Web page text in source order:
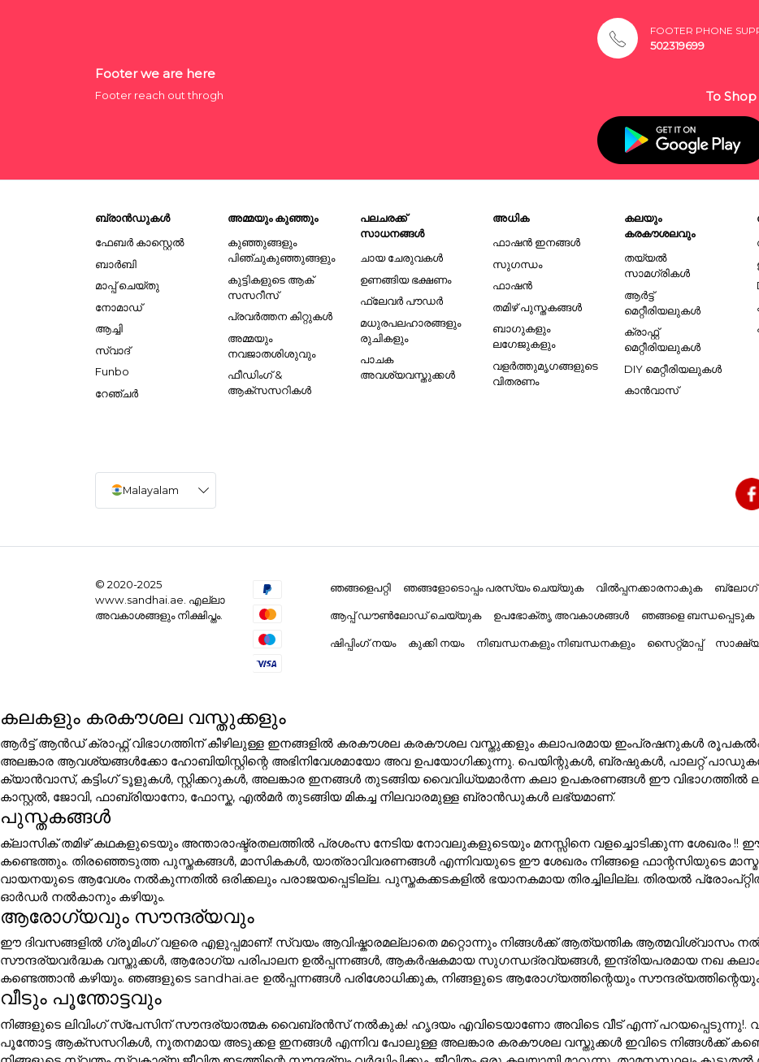
Footer we are here
Footer reach out throgh
FOOTER PHONE
502319699
To
ബ്രാൻഡുകൾ
ഫേബർ കാസ്റ്റെൽ
ബാർബി
മാപ്പ് ചെയ്തു
നോമാഡ്
ആച്ചി
സ്വാദ്
Funbo
റേഞ്ചർ
അമ്മയും കുഞ്ഞും
കുഞ്ഞുങ്ങളും
പിഞ്ചുകുഞ്ഞുങ്ങളും
കുട്ടികളുടെ ആക്
സസറീസ്
പ്രവർത്തന കിറ്റുകൾ
അമ്മയും
നവജാതശിശുവും
ഫീഡിംഗ് &
ആക്സസറികൾ
പലചരക്ക്
സാധനങ്ങൾ
ചായ ചേരുവകൾ
ഉണങ്ങിയ ഭക്ഷണം
ഫ്ലേവർ പൗഡർ
മധുരപലഹാരങ്ങളും
രുചികളും
പാചക
അവശ്യവസ്തുക്കൾ
അധിക
ഫാഷൻ ഇനങ്ങൾ
സുഗന്ധം
ഫാഷൻ
തമിഴ് പുസ്തകങ്ങൾ
ബാഗുകളും
ലഗേജുകളും
വളർത്തുമൃഗങ്ങളുടെ
വിതരണം
കലയും
കരകൗശലവും
തയ്യൽ
സാമഗ്രികൾ
ആർട്ട്
മെറ്റീരിയലുകൾ
ക്രാഫ്റ്റ്
മെറ്റീരിയലുകൾ
DIY മെറ്റീരിയലുകൾ
കാൻവാസ്
Malayalam
© 2020-2025
www.sandhai.ae. എല്ലാ
അവകാശങ്ങളും നിക്ഷിപ്തം.
ഞങ്ങളെപറ്റി ഞങ്ങളോടൊപ്പം പരസ്യം ചെയ്യുക വിൽപ്പനക്കാരനാകുക ബ്ലോഗ്
ആപ്പ് ഡൗൺലോഡ് ചെയ്യുക ഉപഭോക്തൃ അവകാശങ്ങൾ ഞങ്ങളെ ബന്ധപ്പെടുക
ഷിപ്പിംഗ് നയം കുക്കി നയം നിബന്ധനകളും നിബന്ധനകളും സൈറ്റ്മാപ്പ്
കലകളും കരകൗശല വസ്തുക്കളും
ആർട്ട് ആൻഡ് ക്രാഫ്റ്റ് വിഭാഗത്തിന് കീഴിലുള്ള ഇനങ്ങളിൽ കരകൗശല കരകൗശല വസ്തുക്കളും കലാപരമായ ഇംപ്രഷനുകൾ
അലങ്കാര ആവശ്യങ്ങൾക്കോ ഹോബിയിസ്റ്റിന്റെ അഭിനിവേശമായോ അവ ഉപയോഗിക്കുന്നു. പെയിന്റുകൾ, ബ്രഷുകൾ, പാലറ്റ്
ക്യാൻവാസ്, കട്ടിംഗ് ടൂളുകൾ, സ്റ്റിക്കറുകൾ, അലങ്കാര ഇനങ്ങൾ തുടങ്ങിയ വൈവിധ്യമാർന്ന കലാ ഉപകരണങ്ങൾ ഈ
കാസ്റ്റൽ, ജോവി, ഫാബ്രിയാനോ, ഫോസ്ക, എൽമർ തുടങ്ങിയ മികച്ച നിലവാരമുള്ള ബ്രാൻഡുകൾ ലഭ്യമാണ്.
പുസ്തകങ്ങൾ
ക്ലാസിക് തമിഴ് കഥകളുടെയും അന്താരാഷ്ട്രതലത്തിൽ പ്രശംസ നേടിയ നോവലുകളുടെയും മനസ്സിനെ വളച്ചൊടിക്കുന്ന ശേഖരം !! ഈ
കണ്ടെത്തും. തിരഞ്ഞെടുത്ത പുസ്തകങ്ങൾ, മാസികകൾ, യാത്രാവിവരണങ്ങൾ എന്നിവയുടെ ഈ ശേഖരം നിങ്ങളെ ഫാന്റസിയുടെ
വായനയുടെ ആവേശം നൽകുന്നതിൽ ഒരിക്കലും പരാജയപ്പെടില്ല. പുസ്തകക്കടകളിൽ ഭയാനകമായ തിരച്ചിലില്ല. തിരയൽ
ഓർഡർ നൽകാനും കഴിയും.
ആരോഗ്യവും സൗന്ദര്യവും
ഈ ദിവസങ്ങളിൽ ഗ്രൂമിംഗ് വളരെ എളുപ്പമാണ്! സ്വയം ആവിഷ്കാരമല്ലാതെ മറ്റൊന്നും നിങ്ങൾക്ക് ആത്യന്തിക ആത്മവിശ്വാസം
സൗന്ദര്യവർദ്ധക വസ്തുക്കൾ, ആരോഗ്യ പരിപാലന ഉൽപ്പന്നങ്ങൾ, ആകർഷകമായ സുഗന്ധദ്രവ്യങ്ങൾ, ഇന്ദ്രിയപരമായ നഖ
കണ്ടെത്താൻ കഴിയും. ഞങ്ങളുടെ sandhai.ae ഉൽപ്പന്നങ്ങൾ പരിശോധിക്കുക, നിങ്ങളുടെ ആരോഗ്യത്തിന്റെയും സൗന്ദര്യത്തിന്റെയും
വീടും പൂന്തോട്ടവും
നിങ്ങളുടെ ലിവിംഗ് സ്പേസിന് സൗന്ദര്യാത്മക വൈബ്രൻസ് നൽകുക! ഹൃദയം എവിടെയാണോ അവിടെ വീട് എന്ന് പറയപ്പെടുന്നു!.
പൂന്തോട്ട ആക്സസറികൾ, നൂതനമായ അടുക്കള ഇനങ്ങൾ എന്നിവ പോലുള്ള അലങ്കാര കരകൗശല വസ്തുക്കൾ ഇവിടെ നിങ്ങൾക്ക്